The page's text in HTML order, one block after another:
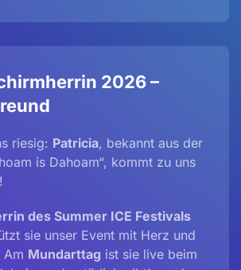
2026 –
riesig: Patricia, bekannt aus der
is Dahoam“, kommt zu uns
des Summer ICE Festivals
sie unser Event mit Herz und
Am Mundarttag ist sie live beim